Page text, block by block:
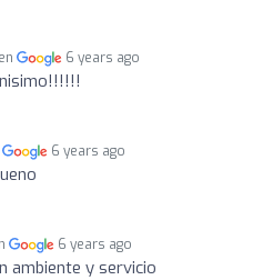
6 years ago
6 years ago
6 years ago
ambiente y servicio